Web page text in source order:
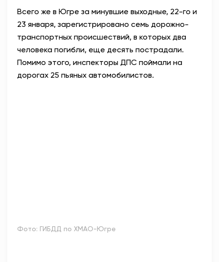
Всего же в Югре за минувшие выходные, 22-го и
23 января, зарегистрировано семь дорожно-
транспортных происшествий, в которых два
человека погибли, еще десять пострадали.
Помимо этого, инспекторы ДПС поймали на
дорогах 25 пьяных автомобилистов.
Фото: ГИБДД по ХМАО-Югре